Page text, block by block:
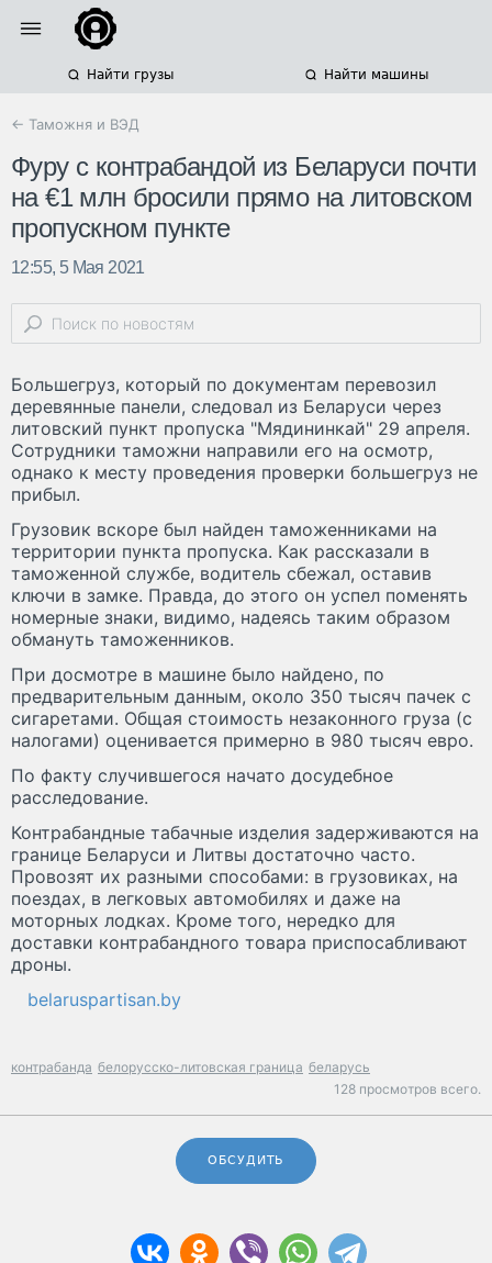
Найти грузы Найти машины
← Таможня и ВЭД
Фуру с контрабандой из Беларуси почти
на €1 млн бросили прямо на литовском
пропускном пункте
12:55, 5 Мая 2021
Большегруз, который по документам перевозил
деревянные панели, следовал из Беларуси через
литовский пункт пропуска "Мядининкай" 29 апреля.
Сотрудники таможни направили его на осмотр,
однако к месту проведения проверки большегруз не
прибыл.
Грузовик вскоре был найден таможенниками на
территории пункта пропуска. Как рассказали в
таможенной службе, водитель сбежал, оставив
ключи в замке. Правда, до этого он успел поменять
номерные знаки, видимо, надеясь таким образом
обмануть таможенников.
При досмотре в машине было найдено, по
предварительным данным, около 350 тысяч пачек с
сигаретами. Общая стоимость незаконного груза (с
налогами) оценивается примерно в 980 тысяч евро.
По факту случившегося начато досудебное
расследование.
Контрабандные табачные изделия задерживаются на
границе Беларуси и Литвы достаточно часто.
Провозят их разными способами: в грузовиках, на
поездах, в легковых автомобилях и даже на
моторных лодках. Кроме того, нередко для
доставки контрабандного товара приспосабливают
дроны.
belaruspartisan.by
контрабанда белорусско-литовская граница беларусь
128 просмотров всего.
ОБСУДИТЬ